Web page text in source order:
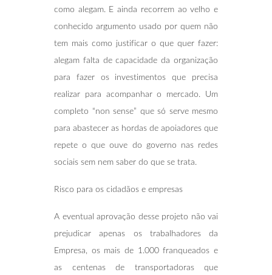
como alegam. E ainda recorrem ao velho e
conhecido argumento usado por quem não
tem mais como justificar o que quer fazer:
alegam falta de capacidade da organização
para fazer os investimentos que precisa
realizar para acompanhar o mercado. Um
completo “non sense” que só serve mesmo
para abastecer as hordas de apoiadores que
repete o que ouve do governo nas redes
sociais sem nem saber do que se trata.
Risco para os cidadãos e empresas
A eventual aprovação desse projeto não vai
prejudicar apenas os trabalhadores da
Empresa, os mais de 1.000 franqueados e
as centenas de transportadoras que